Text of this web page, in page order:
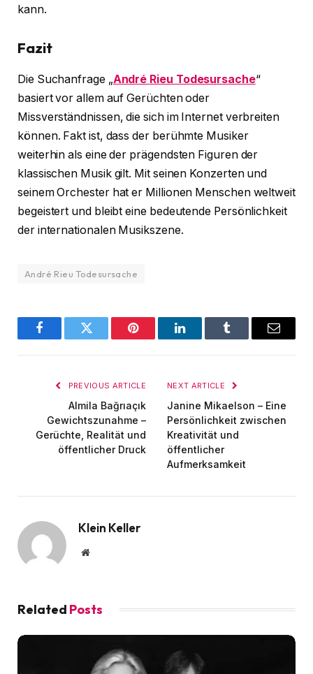
kann.
Fazit
Die Suchanfrage „André Rieu Todesursache“
basiert vor allem auf Gerüchten oder
Missverständnissen, die sich im Internet verbreiten
können. Fakt ist, dass der berühmte Musiker
weiterhin als eine der prägendsten Figuren der
klassischen Musik gilt. Mit seinen Konzerten und
seinem Orchester hat er Millionen Menschen weltweit
begeistert und bleibt eine bedeutende Persönlichkeit
der internationalen Musikszene.
André Rieu Todesursache
FacebookTwitter Pinterest LinkedInTumblr Email
PREVIOUS ARTICLE
Almila Bağrıaçık
Gewichtszunahme –
Gerüchte, Realität und
öffentlicher Druck
NEXT ARTICLE
Janine Mikaelson – Eine
Persönlichkeit zwischen
Kreativität und
öffentlicher
Aufmerksamkeit
Klein Keller
Website
Related Posts